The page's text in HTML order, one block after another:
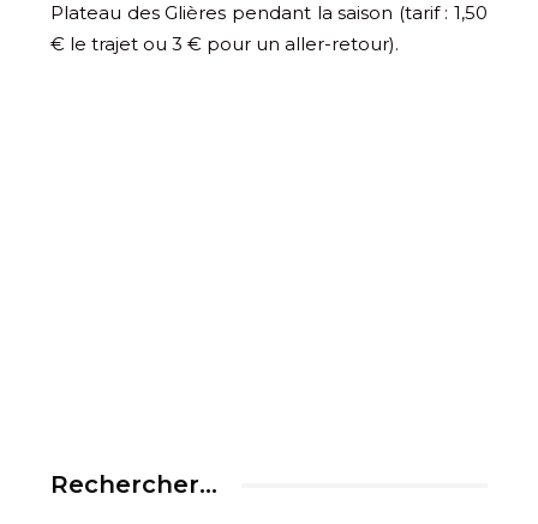
Plateau des Glières pendant la saison (tarif : 1,50
€ le trajet ou 3 € pour un aller-retour).
Rechercher…